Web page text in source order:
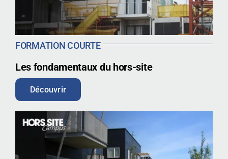
FORMATION COURTE
Les fondamentaux du hors-site
Découvrir